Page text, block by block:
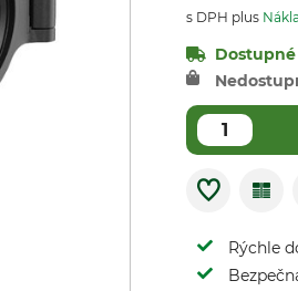
s DPH plus
Rýchle